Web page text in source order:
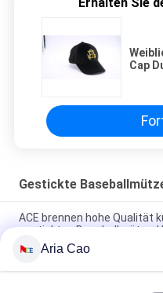
Cap
Gestickte
ACE brennen hohe Qualität
gestickten Baseballmütze-
unstrukturierter Vati-Hut
Aria Cao